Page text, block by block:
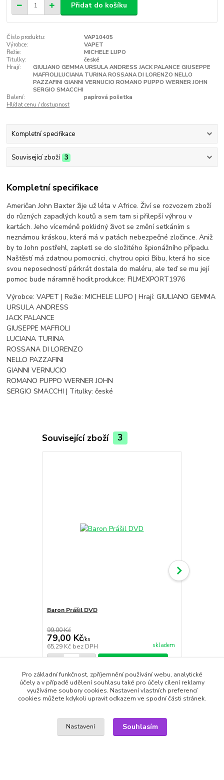
Přidat do košíku
Číslo produktu:
VAP10405
Výrobce:
VAPET
Režie:
MICHELE LUPO
Titulky:
české
Hrají:
GIULIANO GEMMA URSULA ANDRESS JACK PALANCE GIUSEPPE
MAFFIOLILUCIANA TURINA ROSSANA DI LORENZO NELLO
PAZZAFINI GIANNI VERNUCIO ROMANO PUPPO WERNER JOHN
SERGIO SMACCHI
Balení:
papírová pošetka
Hlídat cenu / dostupnost
Kompletní specifikace
Související zboží 3
Kompletní specifikace
Američan John Baxter žije už léta v Africe. Živí se rozvozem zboží
do různých zapadlých koutů a sem tam si přilepší výhrou v
kartách. Jeho víceméně poklidný život se změní setkáním s
neznámou kráskou, která má v patách nebezpečné zločince. Aniž
by to John postřehl, zapletl se do složitého špionážního případu.
Naštěstí má zdatnou pomocnici, chytrou opici Bibu, která ho sice
svou neposedností párkrát dostala do maléru, ale teď se mu její
pomoc bude náramně hodit.produkce: FILMEXPORT1976
Výrobce: VAPET | Režie: MICHELE LUPO | Hrají: GIULIANO GEMMA
URSULA ANDRESS
JACK PALANCE
GIUSEPPE MAFFIOLI
LUCIANA TURINA
ROSSANA DI LORENZO
NELLO PAZZAFINI
GIANNI VERNUCIO
ROMANO PUPPO WERNER JOHN
SERGIO SMACCHI | Titulky: české
Související zboží 3
Baron Prášil DVD
99,00 Kč
79,00 Kč/ks
65,29 Kč bez DPH skladem
Zboží zařazeno v kategoriích
Pro základní funkčnost, zpříjemnění používání webu, analytické
účely a v případě udělení souhlasu také pro účely cílení reklamy
využíváme soubory cookies. Nastavení vlastních preferencí
cookies můžete kdykoli upravit odkazem ve spodní části stránek.
Nastavení Souhlasím